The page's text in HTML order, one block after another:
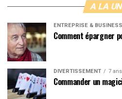
A LA
ENTREPRISE & BUSINESS
Comment épargner
DIVERTISSEMENT 7
Commander un